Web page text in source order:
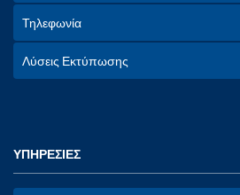
Τηλεφωνία
Λύσεις Εκτύπωσης
ΥΠΗΡΕΣΙΕΣ